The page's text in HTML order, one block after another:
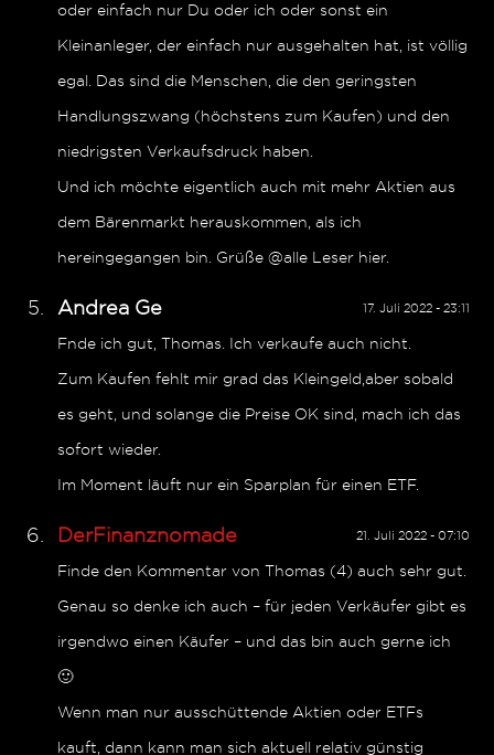
oder einfach nur Du oder ich oder sonst ein
Kleinanleger, der einfach nur ausgehalten hat, ist völlig
egal. Das sind die Menschen, die den geringsten
Handlungszwang (höchstens zum Kaufen) und den
niedrigsten Verkaufsdruck haben.
Und ich möchte eigentlich auch mit mehr Aktien aus
dem Bärenmarkt herauskommen, als ich
hereingegangen bin. Grüße @alle Leser hier.
17. Juli 2022 - 23:11
Andrea Ge
Fnde ich gut, Thomas. Ich verkaufe auch nicht.
Zum Kaufen fehlt mir grad das Kleingeld,aber sobald
es geht, und solange die Preise OK sind, mach ich das
sofort wieder.
Im Moment läuft nur ein Sparplan für einen ETF.
21. Juli 2022 - 07:10
DerFinanznomade
Finde den Kommentar von Thomas (4) auch sehr gut.
Genau so denke ich auch – für jeden Verkäufer gibt es
irgendwo einen Käufer – und das bin auch gerne ich
🙂
Wenn man nur ausschüttende Aktien oder ETFs
kauft, dann kann man sich aktuell relativ günstig